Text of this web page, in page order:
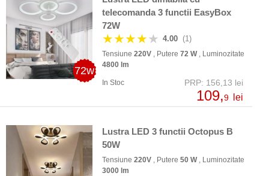
72w
telecomanda 3 functii EasyBox
72W
★★★★★ 4.00 (1)
Tensiune 220V , Putere 72 W, Luminozitate
4800 lm
In Stoc PRP: 156,13 lei
109,9 lei
Lustra LED 3 functii Octopus B
50W
Tensiune 220V , Putere 50 W, Luminozitate
3000 lm